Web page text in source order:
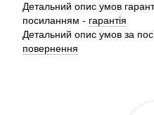
Детальний опис умов
посиланням - гарантія
Детальний опис умов за
повернення